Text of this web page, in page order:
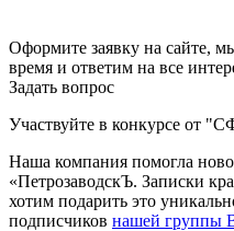
Оформите заявку на сайте,
время и ответим на все
Задать вопрос
Участвуйте в конкурсе от
Наша компания помогла
«ПетрозаводскЪ. Записки
хотим подарить это
подписчиков нашей группы